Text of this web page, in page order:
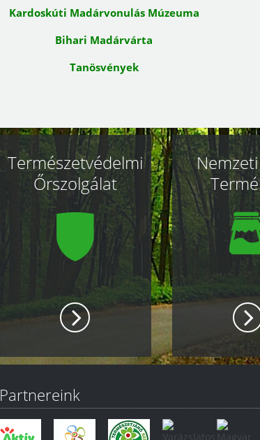
Kardoskúti Madárvonulás Múzeuma
Bihari Madárvárta
Tanösvények
Természetvédelmi
Őrszolgálat
Partnereink